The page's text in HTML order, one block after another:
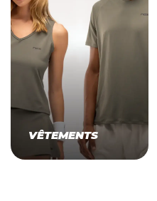
VÊTEMENTS